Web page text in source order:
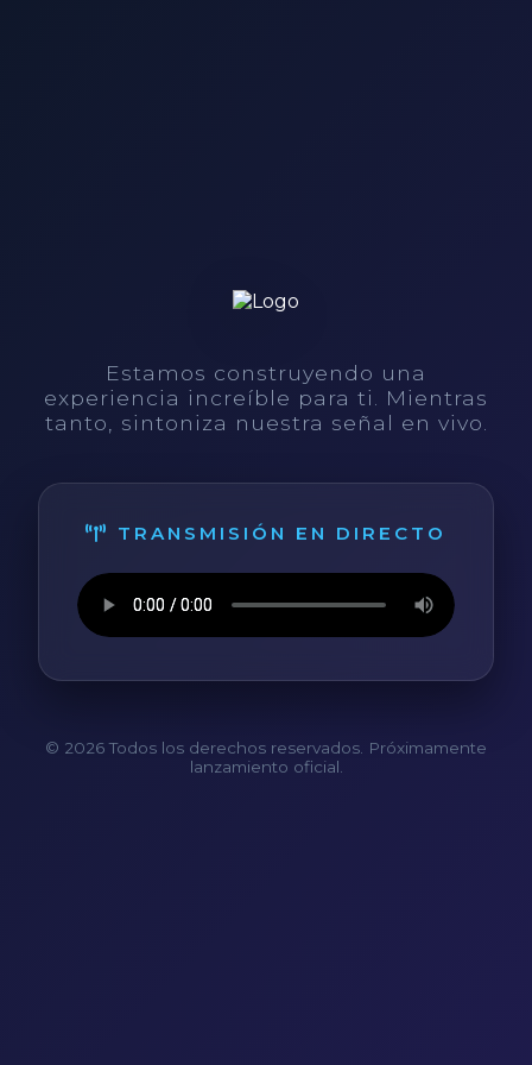
Estamos construyendo una
experiencia increíble para ti. Mientras
tanto, sintoniza nuestra señal en vivo.
TRANSMISIÓN EN DIRECTO
© 2026 Todos los derechos reservados. Próximamente
lanzamiento oficial.